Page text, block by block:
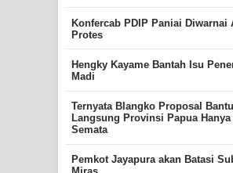
Konfercab PDIP Paniai Diwarnai
Protes
Hengky Kayame Bantah Isu
Madi
Ternyata Blangko Proposal
Langsung Provinsi Papua Hanya
Semata
Pemkot Jayapura akan Batasi